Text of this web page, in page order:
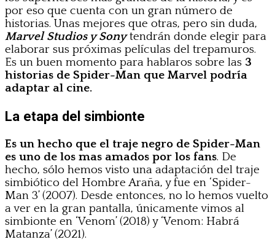
por eso que cuenta con un gran número de
historias. Unas mejores que otras, pero sin duda,
Marvel Studios y Sonytendrán donde elegir para
elaborar sus próximas películas del trepamuros.
Es un buen momento para hablaros sobre las 3
historias de Spider-Man que Marvel podría
adaptar al cine.
La etapa del simbionte
Es un hecho que el traje negro de Spider-Man
es uno de los mas amados por los fans. De
hecho, sólo hemos visto una adaptación del traje
simbiótico del Hombre Araña, y fue en ‘Spider-
Man 3’ (2007). Desde entonces, no lo hemos vuelto
a ver en la gran pantalla, únicamente vimos al
simbionte en ‘Venom’ (2018) y ‘Venom: Habrá
Matanza’ (2021).